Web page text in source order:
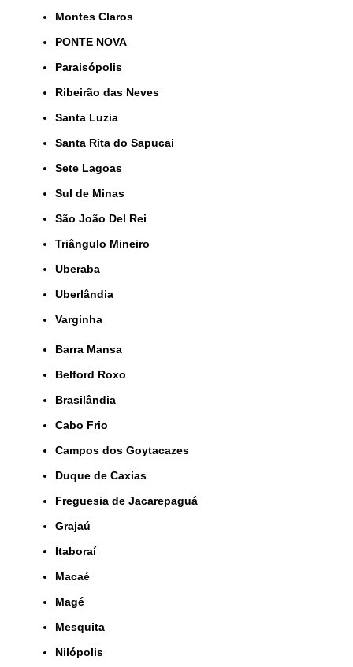
Montes Claros
PONTE NOVA
Paraisópolis
Ribeirão das Neves
Santa Luzia
Santa Rita do Sapucai
Sete Lagoas
Sul de Minas
São João Del Rei
Triângulo Mineiro
Uberaba
Uberlândia
Varginha
Barra Mansa
Belford Roxo
Brasilândia
Cabo Frio
Campos dos Goytacazes
Duque de Caxias
Freguesia de Jacarepaguá
Grajaú
Itaboraí
Macaé
Magé
Mesquita
Nilópolis